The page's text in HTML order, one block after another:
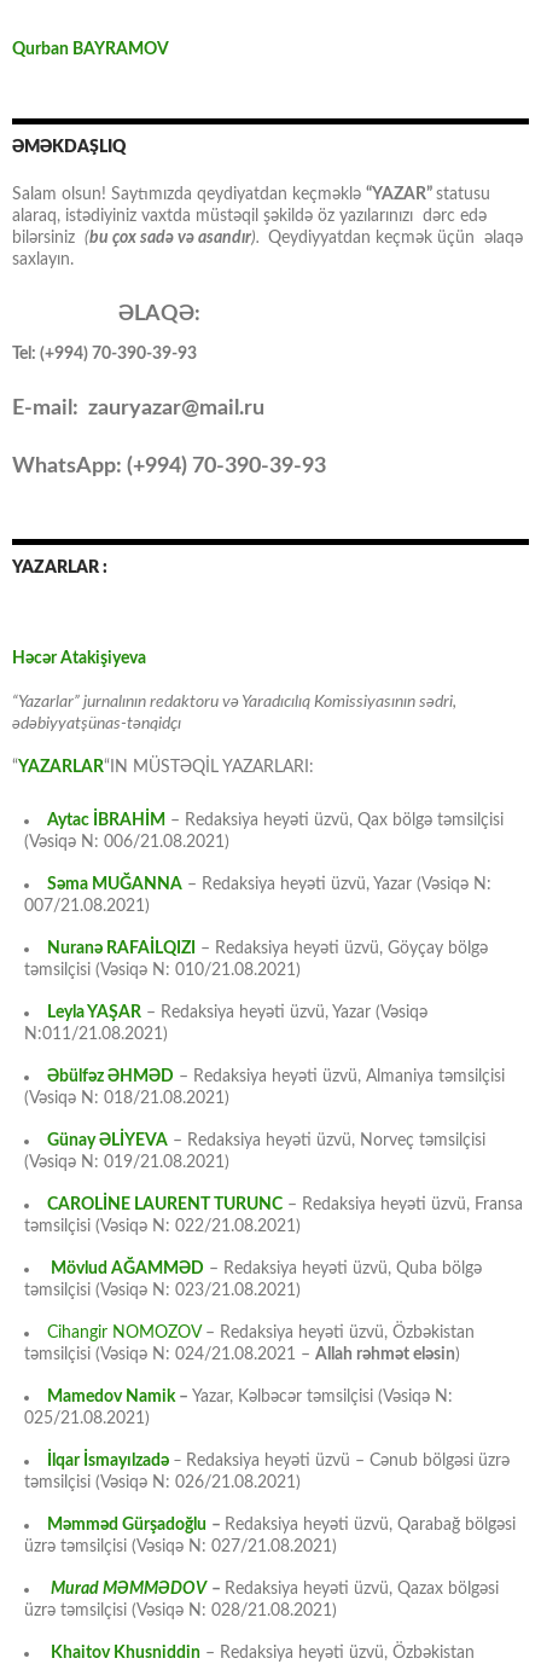
Qurban BAYRAMOV
ƏMƏKDAŞLIQ
Salam olsun! Saytımızda qeydiyatdan keçməklə “YAZAR” statusu
alaraq, istədiyiniz vaxtda müstəqil şəkildə öz yazılarınızı dərc edə
bilərsiniz (bu çox sadə və asandır). Qeydiyyatdan keçmək üçün əlaqə
saxlayın.
ƏLAQƏ:
Tel: (+994) 70-390-39-93
E-mail: zauryazar@mail.ru
WhatsApp: (+994) 70-390-39-93
YAZARLAR :
Həcər Atakişiyeva
“Yazarlar” jurnalının redaktoru və Yaradıcılıq Komissiyasının sədri,
ədəbiyyatşünas-tənqidçı
“YAZARLAR“IN MÜSTƏQİL YAZARLARI:
Aytac İBRAHİM – Redaksiya heyəti üzvü, Qax bölgə təmsilçisi
(Vəsiqə N: 006/21.08.2021)
Səma MUĞANNA – Redaksiya heyəti üzvü, Yazar (Vəsiqə N:
007/21.08.2021)
Nuranə RAFAİLQIZI
– Redaksiya heyəti üzvü, Göyçay bölgə
təmsilçisi (Vəsiqə N: 010/21.08.2021)
Leyla YAŞAR – Redaksiya heyəti üzvü, Yazar (Vəsiqə
N:011/21.08.2021)
Əbülfəz ƏHMƏD – Redaksiya heyəti üzvü, Almaniya təmsilçisi
(Vəsiqə N: 018/21.08.2021)
Günay ƏLİYEVA – Redaksiya heyəti üzvü, Norveç təmsilçisi
(Vəsiqə N: 019/21.08.2021)
CAROLİNE LAURENT TURUNC – Redaksiya heyəti üzvü, Fransa
təmsilçisi (Vəsiqə N: 022/21.08.2021)
Mövlud AĞAMMƏD – Redaksiya heyəti üzvü, Quba bölgə
təmsilçisi (Vəsiqə N: 023/21.08.2021)
Cihangir NOMOZOV– Redaksiya heyəti üzvü, Özbəkistan
təmsilçisi (Vəsiqə N: 024/21.08.2021 – Allah rəhmət eləsin)
Mamedov Namik– Yazar, Kəlbəcər təmsilçisi (Vəsiqə N:
025/21.08.2021)
İlqar İsmayılzadə – Redaksiya heyəti üzvü – Cənub bölgəsi üzrə
təmsilçisi (Vəsiqə N: 026/21.08.2021)
Məmməd Gürşadoğlu – Redaksiya heyəti üzvü, Qarabağ bölgəsi
üzrə təmsilçisi (Vəsiqə N: 027/21.08.2021)
Murad MƏMMƏDOV – Redaksiya heyəti üzvü, Qazax bölgəsi
üzrə təmsilçisi (Vəsiqə N: 028/21.08.2021)
Khaitov Khusniddin – Redaksiya heyəti üzvü, Özbəkistan